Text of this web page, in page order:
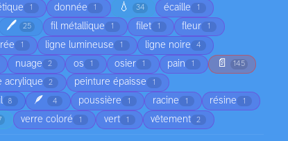
1 donnée 1 💧 34 écaille 1
🖊️ 25 fil métallique 1 filet 1 fleur 1
1 ligne lumineuse 1 ligne noire 4
nuage 2 os 1 osier 1 pain 1 📄 145
acrylique 2 peinture épaisse 1
8 🪶 4 poussière 1 racine 1 résine 1
verre coloré 1 vert 1 vêtement 2